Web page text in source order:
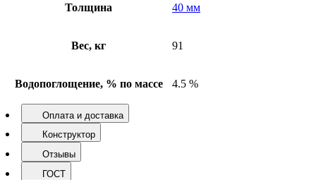
Толщина 40 мм
Вес, кг 91
Водопоглощение, % по массе 4.5 %
Оплата и доставка
Конструктор
Отзывы
ГОСТ